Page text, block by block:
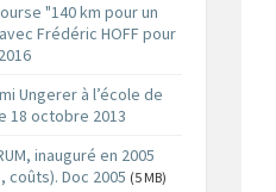
"140 km pour un
Frédéric HOFF pour
Ungerer à l’école de
18 octobre 2013
inauguré en 2005
coûts). Doc 2005 (5 MB)